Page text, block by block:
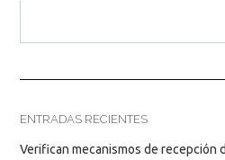
ENTRADAS RECIENTES
Verifican mecanismos de recepción